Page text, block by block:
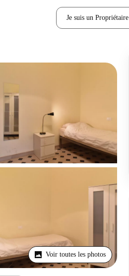
Je suis un Propriétaire
Voir toutes les photos